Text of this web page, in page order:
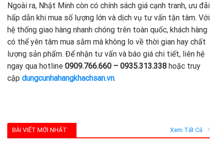
Ngoài ra, Nhật Minh còn có chính sách giá cạnh tranh, ưu đãi
hấp dẫn khi mua số lượng lớn và dịch vụ tư vấn tận tâm. Với
hệ thống giao hàng nhanh chóng trên toàn quốc, khách hàng
có thể yên tâm mua sắm mà không lo về thời gian hay chất
lượng sản phẩm. Để nhận tư vấn và báo giá chi tiết, liên hệ
ngay qua hotline 0909.766.660 – 0935.313.338 hoặc truy
cập dungcunhahangkhachsan.vn.
BÀI VIẾT MỚI NHẤT Xem Tất Cả